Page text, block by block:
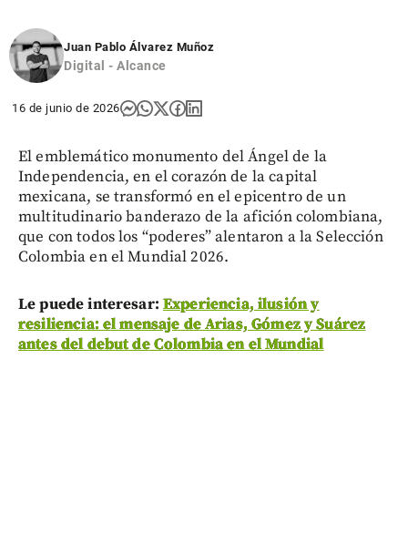
Juan Pablo Álvarez Muñoz
Digital - Alcance
16 de junio de 2026
El emblemático monumento del Ángel de la
Independencia, en el corazón de la capital
mexicana, se transformó en el epicentro de un
multitudinario banderazo de la afición colombiana,
que con todos los “poderes” alentaron a la Selección
Colombia en el Mundial 2026.
Le puede interesar: Experiencia, ilusión y
resiliencia: el mensaje de Arias, Gómez y Suárez
antes del debut de Colombia en el Mundial